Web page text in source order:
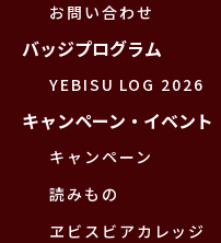
お問い合わせ
バッジプログラム
YEBISU LOG 2026
キャンペーン・イベント
キャンペーン
読みもの
ヱビスビアカレッジ